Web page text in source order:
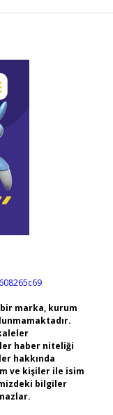
marka, kurum
haber niteliği
hakkında
ve kişiler ile isim
bilgiler